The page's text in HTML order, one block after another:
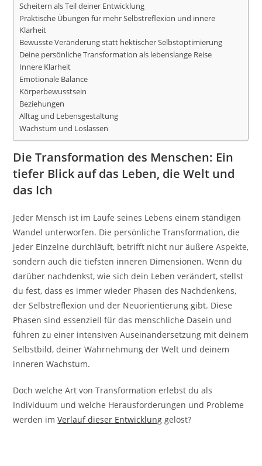
Scheitern als Teil deiner Entwicklung
Praktische Übungen für mehr Selbstreflexion und innere
Klarheit
Bewusste Veränderung statt hektischer Selbstoptimierung
Deine persönliche Transformation als lebenslange Reise
Innere Klarheit
Emotionale Balance
Körperbewusstsein
Beziehungen
Alltag und Lebensgestaltung
Wachstum und Loslassen
Die Transformation des Menschen: Ein
tiefer Blick auf das Leben, die Welt und
das Ich
Jeder Mensch ist im Laufe seines Lebens einem ständigen
Wandel unterworfen. Die persönliche Transformation, die
jeder Einzelne durchläuft, betrifft nicht nur äußere Aspekte,
sondern auch die tiefsten inneren Dimensionen. Wenn du
darüber nachdenkst, wie sich dein Leben verändert, stellst
du fest, dass es immer wieder Phasen des Nachdenkens,
der Selbstreflexion und der Neuorientierung gibt. Diese
Phasen sind essenziell für das menschliche Dasein und
führen zu einer intensiven Auseinandersetzung mit deinem
Selbstbild, deiner Wahrnehmung der Welt und deinem
inneren Wachstum.
Doch welche Art von Transformation erlebst du als
Individuum und welche Herausforderungen und Probleme
werden imVerlauf dieser Entwicklung gelöst?